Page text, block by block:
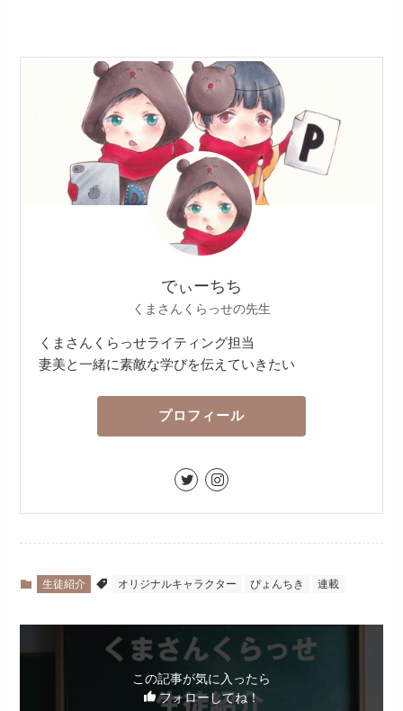
でぃーちち
くまさんくらっせの先生
くまさんくらっせライティング担当
妻美と一緒に素敵な学びを伝えていきたい
プロフィール
生徒紹介 オリジナルキャラクター ぴょんちき 連載
この記事が気に入ったら
フォローしてね！